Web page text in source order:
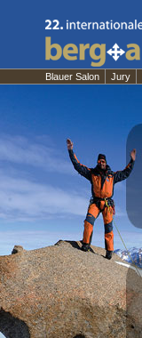
Blauer Salon Jury